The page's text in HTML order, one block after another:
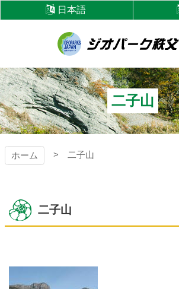
ン
本
文
へ
ス
キ
ッ
プ
日本語
ジオパーク
二子山
ホーム 二子山
二子山